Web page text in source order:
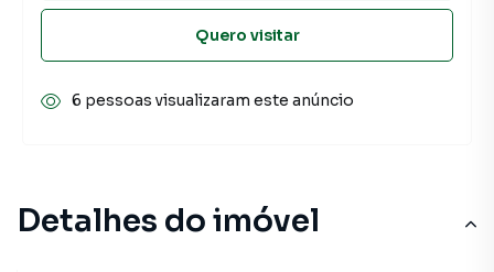
Detalhes do imóvel
Quero visitar
6 pessoas visualizaram este anúncio